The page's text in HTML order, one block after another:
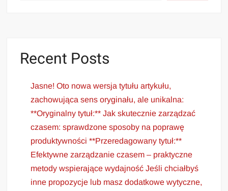
Recent Posts
Jasne! Oto nowa wersja tytułu artykułu,
zachowująca sens oryginału, ale unikalna:
**Oryginalny tytuł:** Jak skutecznie zarządzać
czasem: sprawdzone sposoby na poprawę
produktywności **Przeredagowany tytuł:**
Efektywne zarządzanie czasem – praktyczne
metody wspierające wydajność Jeśli chciałbyś
inne propozycje lub masz dodatkowe wytyczne,